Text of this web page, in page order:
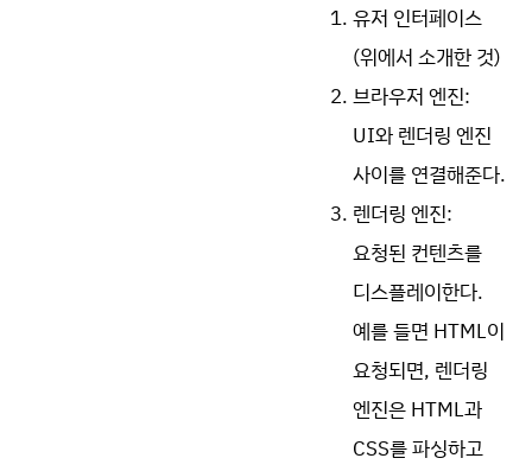
유저 인터페이스
(위에서 소개한 것)
브라우저 엔진:
UI와 렌더링 엔진
사이를 연결해준다.
렌더링 엔진:
요청된 컨텐츠를
디스플레이한다.
예를 들면 HTML이
요청되면, 렌더링
엔진은 HTML과
CSS를 파싱하고